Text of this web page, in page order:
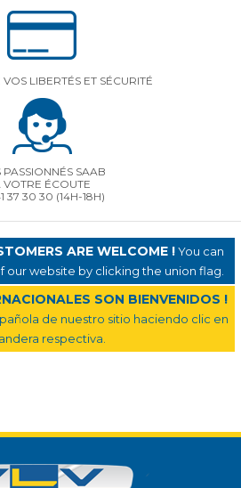
LIBERTÉS ET SÉCURITÉ
PASSIONNÉS SAAB
VOTRE ÉCOUTE
37 30 30 (14H-18H)
ARE WELCOME !You can
our website by clicking the union flag.
SON BIENVENIDOS !
de nuestro sitio haciendo clic en
respectiva.